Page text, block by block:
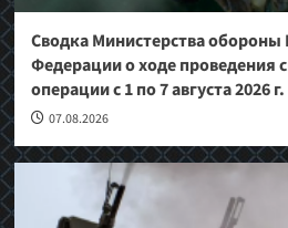
Сводка Министерства обороны
Федерации о ходе проведения
операции с 1 по 7 августа 2026 г.
07.08.2026